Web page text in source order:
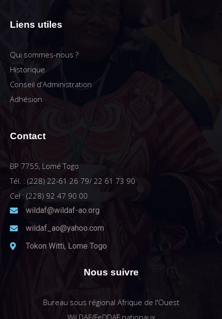
Liens utiles
Qui sommes-nous ?
Historique
Conseil d'Administration
Adhésion
Contact
BP 7755, Lomé Togo
Tél. : (228) 22-61 26 79/ 22 61 73 90
Cel : (228) 92 47 90 00
wildaf@wildaf-ao.org
wildaf_ao@yahoo.com
Tokon Witti, Lome Togo
Nous suivre
Bureau sous régional Afrique de l'Ouest
WiLDAF/FeDDAF nationaux